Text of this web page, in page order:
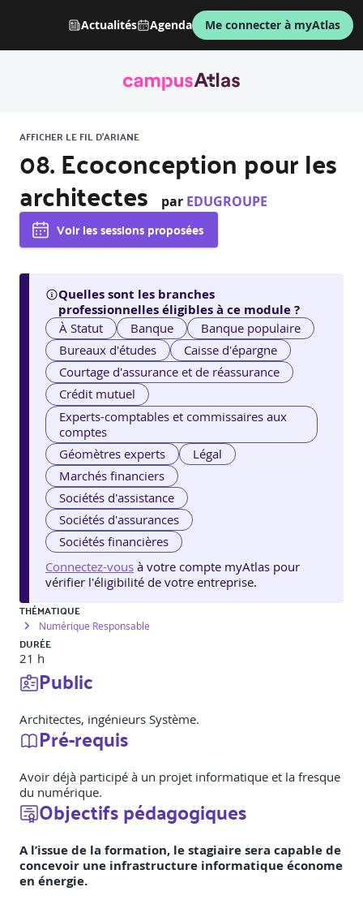
Actualités Agenda Me connecter à myAtlas
AFFICHER LE FIL D'ARIANE
08. Ecoconception pour les
architectes par EDUGROUPE
Voir les sessions proposées
Quelles sont les branches
professionnelles éligibles à ce module ?
À Statut Banque
Banque populaire
Bureaux d'études
Caisse d'épargne
Courtage d'assurance et de réassurance
Crédit mutuel
Experts-comptables et commissaires aux
comptes
Géomètres experts
Légal
Marchés financiers
Sociétés d'assistance
Sociétés d'assurances
Sociétés financières
Connectez-vous à votre compte myAtlas pour
vérifier l'éligibilité de votre entreprise.
THÉMATIQUE
Numérique Responsable
DURÉE
21 h
Public
Architectes, ingénieurs Système.
Pré-requis
Avoir déjà participé à un projet informatique et la fresque
du numérique.
Objectifs pédagogiques
A l’issue de la formation, le stagiaire sera capable de
concevoir une infrastructure informatique économe
en énergie.